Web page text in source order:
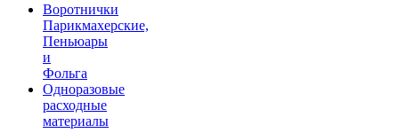
Воротнички
Парикмахерские,
Пеньюары
и
Фольга
Одноразовые
расходные
материалы